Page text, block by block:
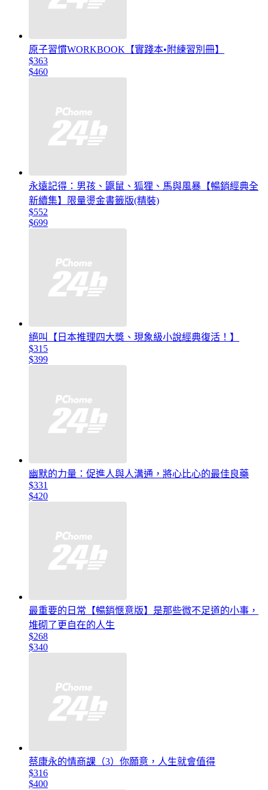
原子習慣WORKBOOK【實踐本•附練習別冊】
$363
$460
永遠記得：男孩、鼴鼠、狐狸、馬與風暴【暢銷經典全
新續集】限量燙金書籤版(精裝)
$552
$699
絕叫【日本推理四大獎、現象級小說經典復活！】
$315
$399
幽默的力量：促進人與人溝通，將心比心的最佳良藥
$331
$420
最重要的日常【暢銷愜意版】是那些微不足道的小事，
堆砌了更自在的人生
$268
$340
蔡康永的情商課（3）你願意，人生就會值得
$316
$400